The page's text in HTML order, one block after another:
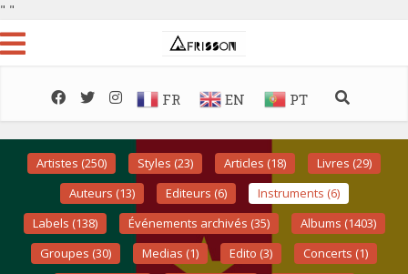
" "
FR EN PT
Artistes (250) Styles (23) Articles (18)
Livres (29)
Auteurs (13)
Editeurs (6)
Instruments (6)
Labels (138)
Événements archivés (35)
Albums (1403)
Groupes (30)
Medias (1) Edito (3)
Concerts (1)